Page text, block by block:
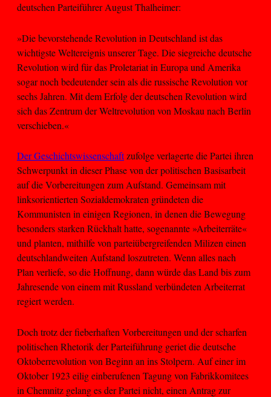
deutschen Parteiführer August Thalheimer:
»Die bevorstehende Revolution in Deutschland ist das
wichtigste Weltereignis unserer Tage. Die siegreiche deutsche
Revolution wird für das Proletariat in Europa und Amerika
sogar noch bedeutender sein als die russische Revolution vor
sechs Jahren. Mit dem Erfolg der deutschen Revolution wird
sich das Zentrum der Weltrevolution von Moskau nach Berlin
verschieben.«
Der Geschichtswissenschaftzufolge verlagerte die Partei ihren
Schwerpunkt in dieser Phase von der politischen Basisarbeit
auf die Vorbereitungen zum Aufstand. Gemeinsam mit
linksorientierten Sozialdemokraten gründeten die
Kommunisten in einigen Regionen, in denen die Bewegung
besonders starken Rückhalt hatte, sogenannte »Arbeiterräte«
und planten, mithilfe von parteiübergreifenden Milizen einen
deutschlandweiten Aufstand loszutreten. Wenn alles nach
Plan verliefe, so die Hoffnung, dann würde das Land bis zum
Jahresende von einem mit Russland verbündeten Arbeiterrat
regiert werden.
Doch trotz der fieberhaften Vorbereitungen und der scharfen
politischen Rhetorik der Parteiführung geriet die deutsche
Oktoberrevolution von Beginn an ins Stolpern. Auf einer im
Oktober 1923 eilig einberufenen Tagung von Fabrikkomitees
in Chemnitz gelang es der Partei nicht, einen Antrag zur